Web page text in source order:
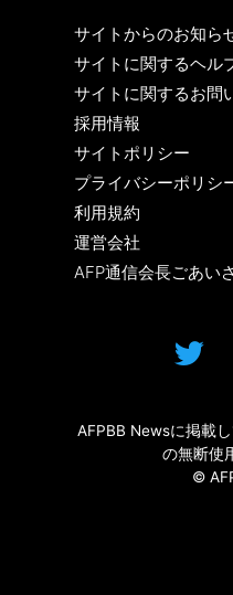
サイトからのお知ら
サイトに関するヘル
サイトに関するお問
採用情報
サイトポリシー
プライバシーポリシ
利用規約
運営会社
AFP通信会長ごあい
AFPBB Newsに掲載
の無断使
©